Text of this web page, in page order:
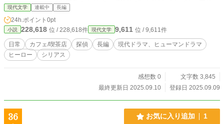
はずの正義は、僕らを傷つけたのか？ そして、この街に潜む
現代文学 連載中 長編
24h.ポイント 0pt
小説 228,618 位 / 228,618件 現代文学 9,611 位 / 9,611件
日常 カフェ/喫茶店 探偵 長編
現代ドラマ、ヒューマンドラマ
ヒーロー
シリアス
感想数 0
文字数 3,845
最終更新日 2025.09.10
登録日 2025.09.09
36 お気に入り追加 1